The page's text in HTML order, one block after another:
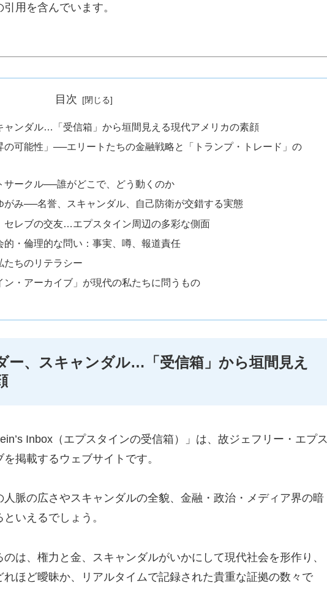
用を含んでいます。
目次
ャンダル…「受信箱」から垣間見える現代アメリカの素顔
の可能性」──エリートたちの金融戦略と「トランプ・トレード」の
サークル──誰がどこで、どう動くのか
がみ──名誉、スキャンダル、自己防衛が交錯する実態
セレブの交友…エプスタイン周辺の多彩な側面
・倫理的な問い：事実、噂、報道責任
たちのリテラシー
・アーカイブ」が現代の私たちに問うもの
ー、スキャンダル…「受信箱」から垣間見え
Inbox（エプスタインの受信箱）」は、故ジェフリー・エプス
掲載するウェブサイトです。
脈の広さやスキャンダルの全貌、金融・政治・メディア界の暗
いえるでしょう。
は、権力と金、スキャンダルがいかにして現代社会を形作り、
ほど曖昧か、リアルタイムで記録された貴重な証拠の数々で